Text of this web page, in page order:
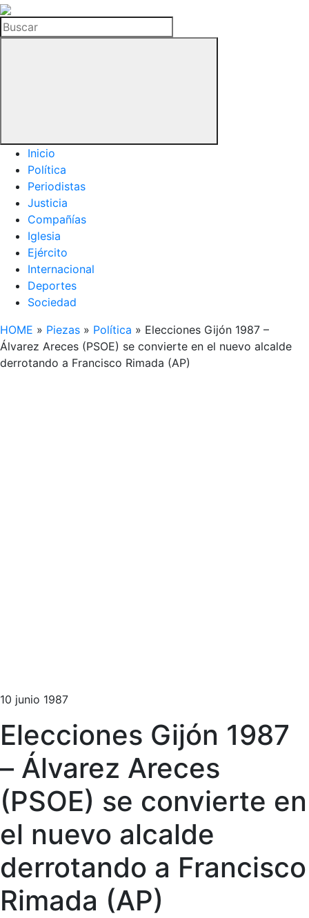
La
Hemeroteca
del
Buscar
Inicio
Política
Periodistas
Justicia
Compañías
Iglesia
Ejército
Internacional
Deportes
Sociedad
HOME » Piezas » Política » Elecciones Gijón 1987 –
Álvarez Areces (PSOE) se convierte en el nuevo alcalde
derrotando a Francisco Rimada (AP)
10 junio 1987
Elecciones Gijón 1987
– Álvarez Areces
(PSOE) se convierte en
el nuevo alcalde
derrotando a Francisco
Rimada (AP)